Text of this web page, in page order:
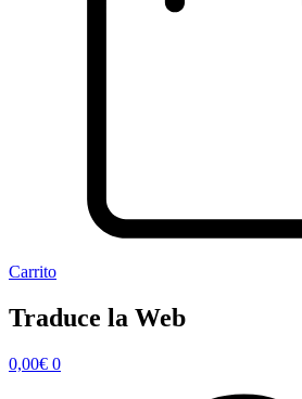
Carrito
Traduce la Web
0,00€ 0